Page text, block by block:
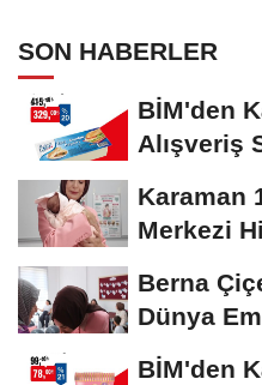
SON HABERLER
BİM'den
Alışveriş
Karaman
Merkezi
Berna
Dünya
BİM'den